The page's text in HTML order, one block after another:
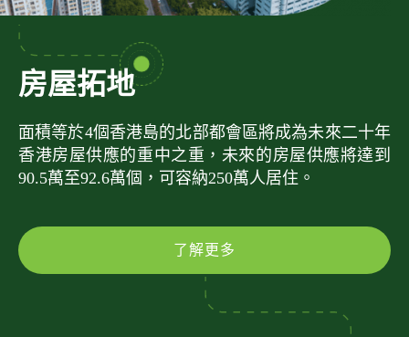
房屋拓地
面積等於4個香港島的北部都會區將成為未來二十年
香港房屋供應的重中之重，未來的房屋供應將達到
90.5萬至92.6萬個，可容納250萬人居住。
了解更多